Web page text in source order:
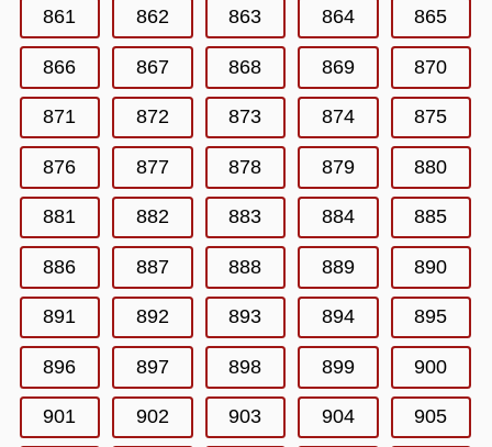
861 862 863 864 865
866 867 868 869 870
871 872 873 874 875
876 877 878 879 880
881 882 883 884 885
886 887 888 889 890
891 892 893 894 895
896 897 898 899 900
901 902 903 904 905